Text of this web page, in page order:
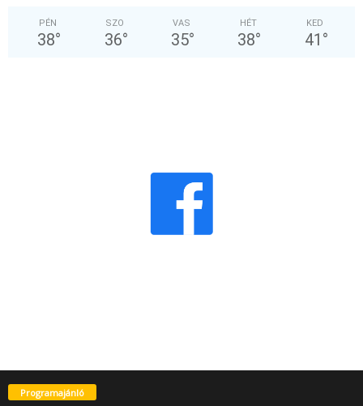
PÉN
38°
SZO
36°
VAS
35°
HÉT
38°
KED
41 °
Programajánló